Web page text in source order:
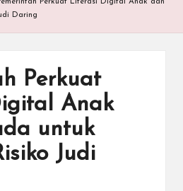
Perkuat Literasi Digital Anak dan
Daring
Perkuat
Anak
untuk
Judi